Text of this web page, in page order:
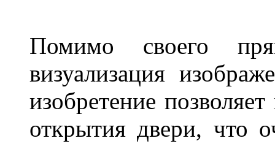
Помимо своего
визуализация
изобретение
открытия двери, что